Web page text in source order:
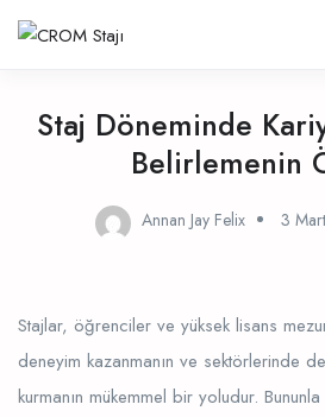
Staj Döneminde
Belirlemenin
Annan Jay Felix 3
Stajlar, öğrenciler ve yüksek lisans
deneyim kazanmanın ve sektörlerinde
kurmanın mükemmel bir yoludur.